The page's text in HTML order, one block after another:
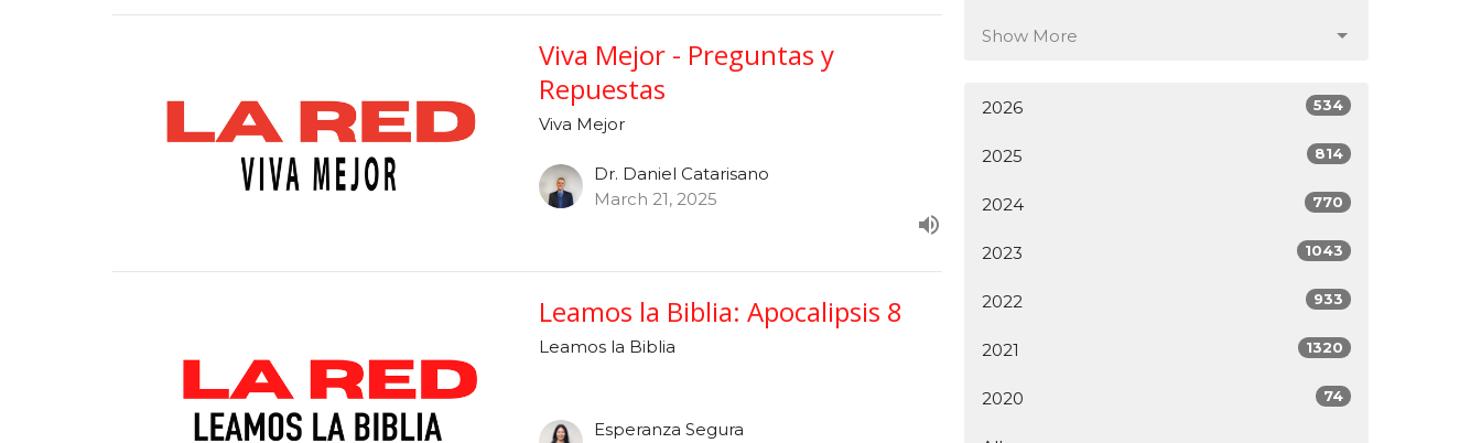
Viva Mejor - Preguntas y
Repuestas
Viva Mejor
Dr. Daniel Catarisano
March 21, 2025
Leamos la Biblia: Apocalipsis 8
Leamos la Biblia
Esperanza Segura
Show More
2026 534
2025 814
2024 770
2023 1043
2022 933
2021 1320
2020 74